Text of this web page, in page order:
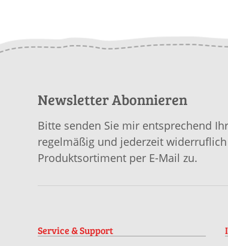
Newsletter Abonnieren
Bitte senden Sie mir entsprechend
regelmäßig und jederzeit
Produktsortiment per E-Mail zu.
Service & Support